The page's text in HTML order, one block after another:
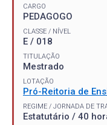
CARGO
PEDAGOGO
CLASSE / NÍVEL
E / 018
TITULAÇÃO
Mestrado
LOTAÇÃO
Pró-Reitoria de
REGIME / JORNADA DE
Estatutário / 40